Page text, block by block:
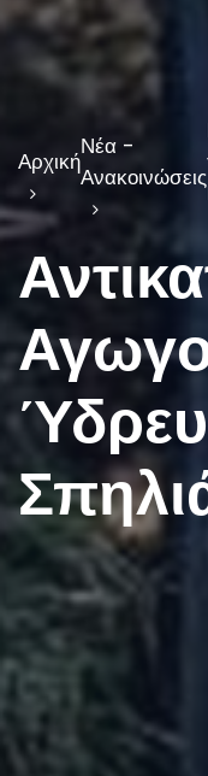
Αρχική
Νέα -
Ανακοινώσεις